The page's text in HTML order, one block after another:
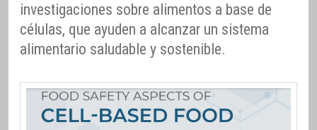
investigaciones sobre alimentos a base de
células, que ayuden a alcanzar un sistema
alimentario saludable y sostenible.